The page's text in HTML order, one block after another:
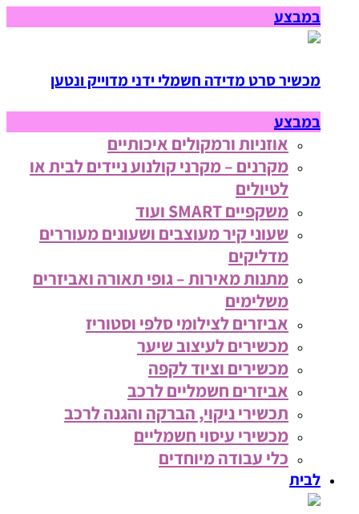
במבצע
מכשיר סרט מדידה חשמלי ידני מדוייק ונטען
במבצע
אוזניות ורמקולים איכותיים
מקרנים – מקרני קולנוע ניידים לבית או
לטיולים
משקפיים SMART ועוד
שעוני קיר מעוצבים ושעונים מעוררים
מדליקים
מתנות מאירות – גופי תאורה ואביזרים
משלימים
אביזרים לצילומי סלפי וסטוריז
מכשירים לעיצוב שיער
מכשירים וציוד לקפה
אביזרים חשמליים לרכב
תכשירי ניקוי, הברקה והגנה לרכב
מכשירי עיסוי חשמליים
כלי עבודה מיוחדים
לבית